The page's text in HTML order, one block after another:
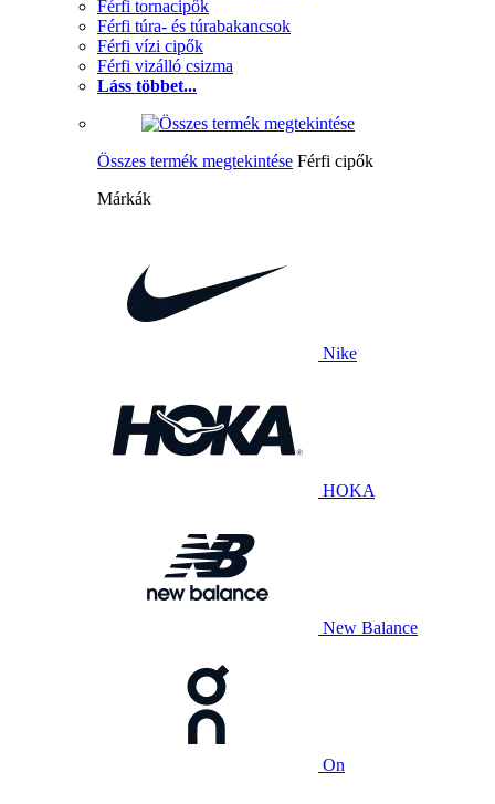
Férfi tornacipők
Férfi túra- és túrabakancsok
Férfi vízi cipők
Férfi vizálló csizma
Láss többet...
Összes termék megtekintése Férfi cipők
Márkák
Nike
HOKA
New Balance
On